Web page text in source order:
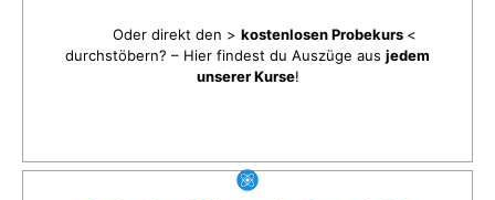
Oder direkt den > kostenlosen Probekurs <
durchstöbern? – Hier findest du Auszüge aus jedem
unserer Kurse!